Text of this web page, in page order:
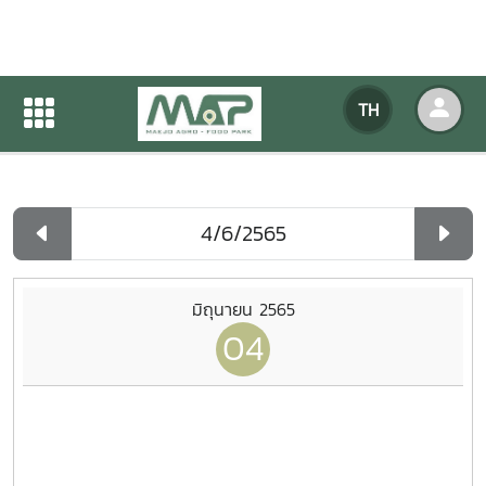
TH
ปฏิทินกิจกรรมของหน่วยงาน
ปฏิทินกิจกรรมของหน่วยงาน
มิถุนายน 2565
04